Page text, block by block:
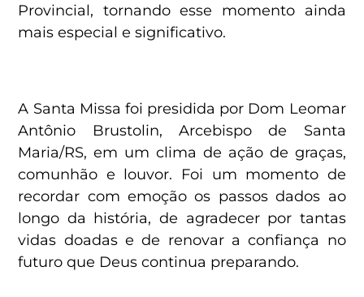
Provincial, tornando esse momento ainda
mais especial e significativo.
A Santa Missa foi presidida por Dom Leomar
Antônio Brustolin, Arcebispo de Santa
Maria/RS, em um clima de ação de graças,
comunhão e louvor. Foi um momento de
recordar com emoção os passos dados ao
longo da história, de agradecer por tantas
vidas doadas e de renovar a confiança no
futuro que Deus continua preparando.